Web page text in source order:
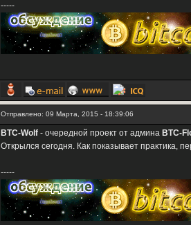
-----
Отправлено: 09 Марта, 2015 - 18:39:06
BTC-Wolf - очередной проект от админа BTC-
Открылся сегодня. Как показывает практика,
-----